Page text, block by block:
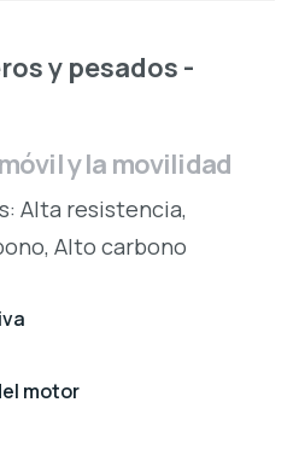
y pesados -
y la movilidad
Alta resistencia,
Alto carbono
motor